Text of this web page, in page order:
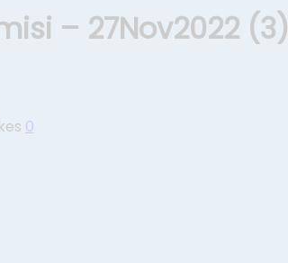
– 27Nov2022 (3)
0